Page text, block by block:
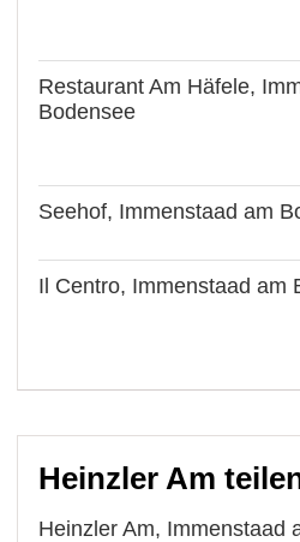
Restaurant Am Häfele,
Bodensee
Seehof, Immenstaad am
Il Centro, Immenstaad am
Heinzler Am
Heinzler Am, Immenstaad